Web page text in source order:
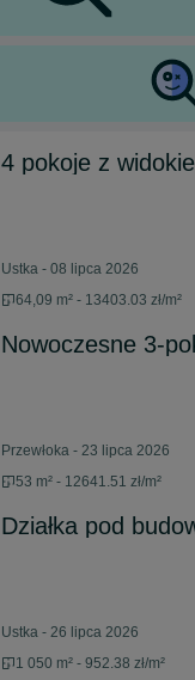
4 pokoje z
Ustka - 08 lipca 2026
64,09 m² - 13403.03 zł/m²
Nowoczesne 3-
Przewłoka - 23 lipca 2026
53 m² - 12641.51 zł/m²
Działka pod
Ustka - 26 lipca 2026
1 050 m² - 952.38 zł/m²